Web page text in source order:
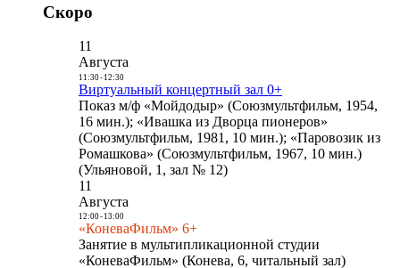
Скоро
11
Августа
11:30- 12:30
Виртуальный концертный зал 0+
Показ м/ф «Мойдодыр» (Союзмультфильм, 1954,
16 мин.); «Ивашка из Дворца пионеров»
(Союзмультфильм, 1981, 10 мин.); «Паровозик из
Ромашкова» (Союзмультфильм, 1967, 10 мин.)
(Ульяновой, 1, зал № 12)
11
Августа
12:00- 13:00
«КоневаФильм» 6+
Занятие в мультипликационной студии
«КоневаФильм» (Конева, 6, читальный зал)